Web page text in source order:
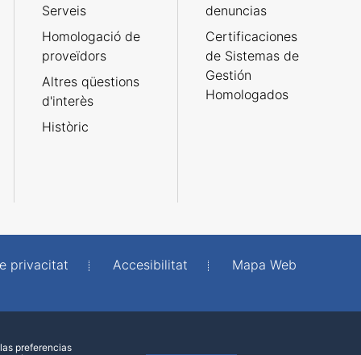
Serveis
Homologació de
proveïdors
Altres qüestions
d'interès
Històric
denuncias
Certificaciones
de Sistemas de
Gestión
Homologados
privacitat Accesibilitat
Mapa Web
preferencias